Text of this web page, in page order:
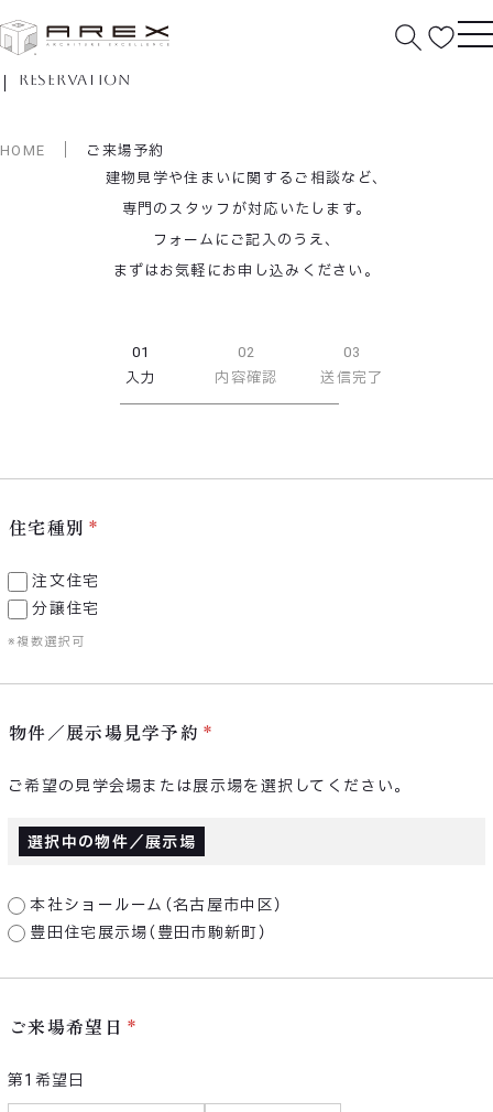
ご来場予約
reservation
HOME
ご来場予約
建物見学や住まいに関するご相談など、
専門のスタッフが対応いたします。
フォームにご記入のうえ、
まずはお気軽にお申し込みください。
01
入力
02
内容確認
03
送信完了
住宅種別
注文住宅
分譲住宅
※複数選択可
物件／展示場見学予約
ご希望の見学会場または展示場を選択してください。
選択中の物件／展示場
本社ショールーム（名古屋市中区）
豊田住宅展示場（豊田市駒新町）
ご来場希望日
第1希望日